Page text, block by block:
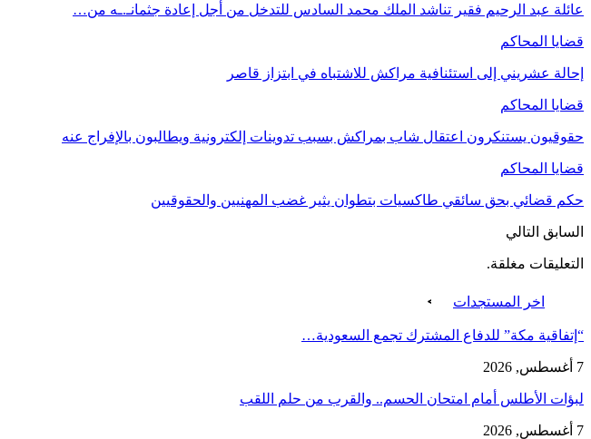
عائلة عبد الرحيم فقير تناشد الملك محمد السادس للتدخل من أجل إعادة جثمانـ.ـه من…
قضايا المحاكم
إحالة عشريني إلى استئنافية مراكش للاشتباه في ابتزاز قاصر
قضايا المحاكم
حقوقيون يستنكرون اعتقال شاب بمراكش بسبب تدوينات إلكترونية ويطالبون بالإفراج عنه
قضايا المحاكم
حكم قضائي بحق سائقي طاكسيات بتطوان يثير غضب المهنيين والحقوقيين
السابق التالي
التعليقات مغلقة.
اخر المستجدات
“إتفاقية مكة” للدفاع المشترك تجمع السعودية…
7 أغسطس, 2026
لبؤات الأطلس أمام امتحان الحسم.. والقرب من حلم اللقب
7 أغسطس, 2026